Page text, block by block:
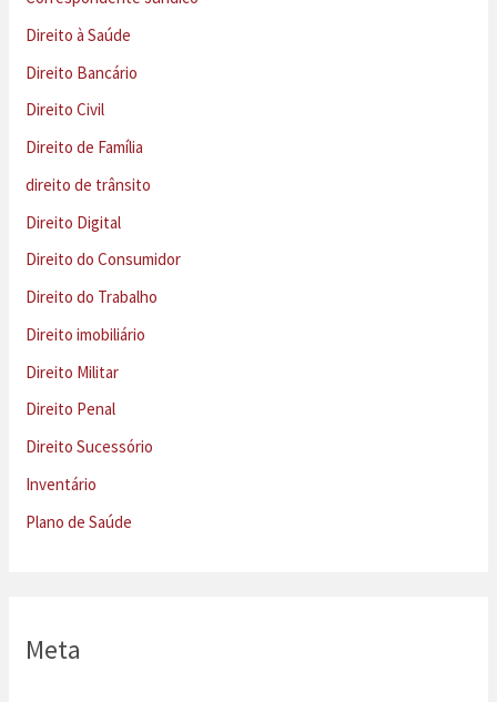
Direito à Saúde
Direito Bancário
Direito Civil
Direito de Família
direito de trânsito
Direito Digital
Direito do Consumidor
Direito do Trabalho
Direito imobiliário
Direito Militar
Direito Penal
Direito Sucessório
Inventário
Plano de Saúde
Meta